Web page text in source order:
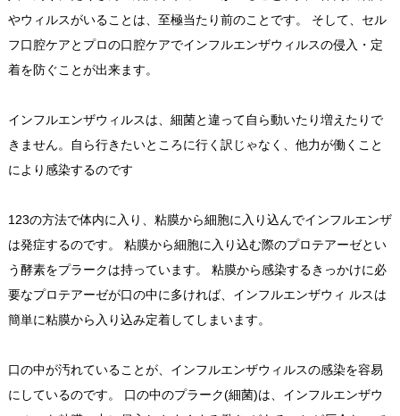
やウィルスがいることは、至極当たり前のことです。 そして、セル
フ口腔ケアとプロの口腔ケアでインフルエンザウィルスの侵入・定
着を防ぐことが出来ます。
インフルエンザウィルスは、細菌と違って自ら動いたり増えたりで
きません。自ら行きたいところに行く訳じゃなく、他力が働くこと
により感染するのです
123の方法で体内に入り、粘膜から細胞に入り込んでインフルエンザ
は発症するのです。 粘膜から細胞に入り込む際のプロテアーゼとい
う酵素をプラークは持っています。 粘膜から感染するきっかけに必
要なプロテアーゼが口の中に多ければ、インフルエンザウィ ルスは
簡単に粘膜から入り込み定着してしまいます。
口の中が汚れていることが、インフルエンザウィルスの感染を容易
にしているのです。 口の中のプラーク(細菌)は、インフルエンザウ